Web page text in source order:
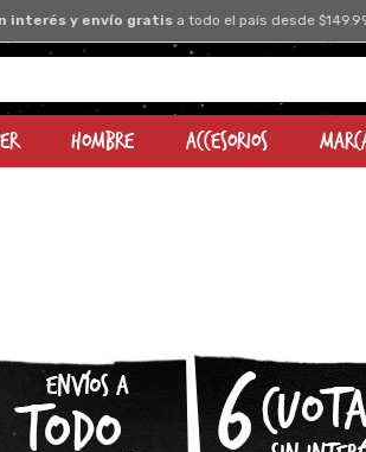
💥​9 cuotas sin interésdesde
Hombre Accesorios